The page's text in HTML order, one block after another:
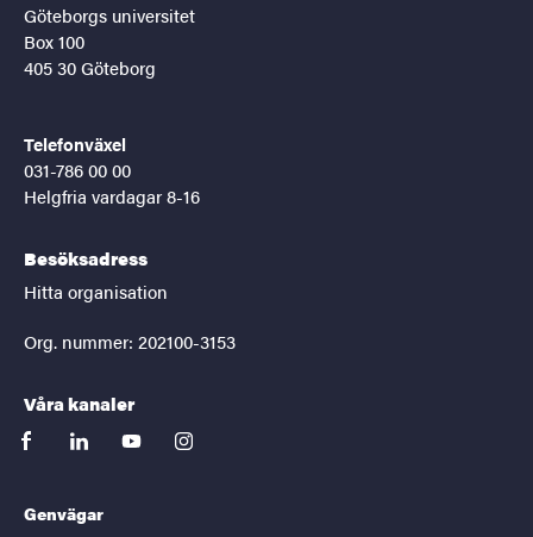
Göteborgs universitet
Box 100
405 30 Göteborg
Telefonväxel
031-786 00 00
Helgfria vardagar 8-16
Besöksadress
Hitta organisation
Org. nummer: 202100-3153
Våra kanaler
facebooklinkedinyoutubeinstagram
Genvägar